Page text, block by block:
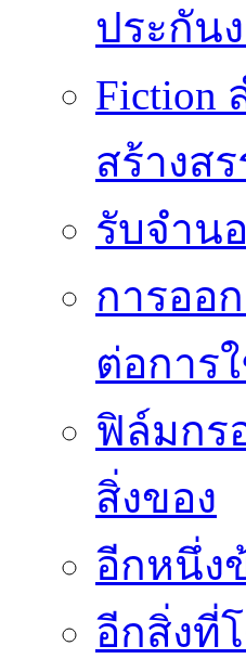
ประกัน
Fiction
สร้างส
รับจำน
การออ
ต่อการ
ฟิล์มกร
สิ่งของ
อีกหนึ่ง
อีกสิ่งที่